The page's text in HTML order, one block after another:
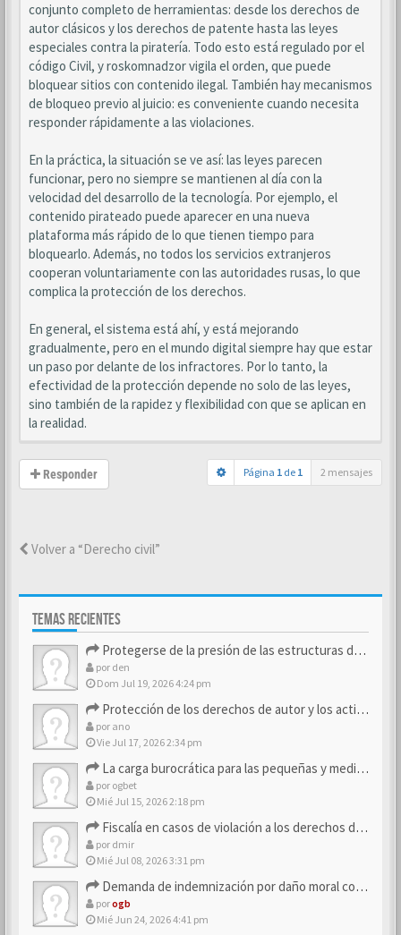
conjunto completo de herramientas: desde los derechos de
autor clásicos y los derechos de patente hasta las leyes
especiales contra la piratería. Todo esto está regulado por el
código Civil, y roskomnadzor vigila el orden, que puede
bloquear sitios con contenido ilegal. También hay mecanismos
de bloqueo previo al juicio: es conveniente cuando necesita
responder rápidamente a las violaciones.
En la práctica, la situación se ve así: las leyes parecen
funcionar, pero no siempre se mantienen al día con la
velocidad del desarrollo de la tecnología. Por ejemplo, el
contenido pirateado puede aparecer en una nueva
plataforma más rápido de lo que tienen tiempo para
bloquearlo. Además, no todos los servicios extranjeros
cooperan voluntariamente con las autoridades rusas, lo que
complica la protección de los derechos.
En general, el sistema está ahí, y está mejorando
gradualmente, pero en el mundo digital siempre hay que estar
un paso por delante de los infractores. Por lo tanto, la
efectividad de la protección depende no solo de las leyes,
sino también de la rapidez y flexibilidad con que se aplican en
la realidad.
Responder Página 1 de 1 2 mensajes
Volver a “Derecho civil”
TEMAS RECIENTES
Protegerse de la presión de las estructuras de control
por den
Dom Jul 19, 2026 4:24 pm
Protección de los derechos de autor y los activos de marca
por ano
Vie Jul 17, 2026 2:34 pm
La carga burocrática para las pequeñas y medianas empresas
por ogbet
Mié Jul 15, 2026 2:18 pm
Fiscalía en casos de violación a los derechos de los consum…
por dmir
Mié Jul 08, 2026 3:31 pm
Demanda de indemnización por daño moral contra la empresa
porogb
Mié Jun 24, 2026 4:41 pm